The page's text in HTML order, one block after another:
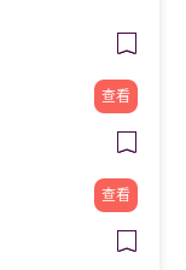
查看
查看